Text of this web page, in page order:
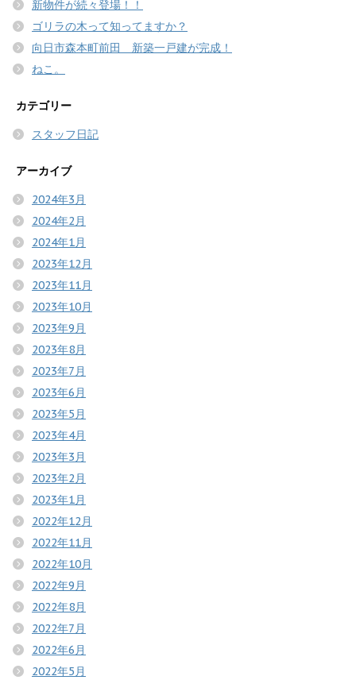
新物件が続々登場！！
ゴリラの木って知ってますか？
向日市森本町前田 新築一戸建が完成！
ねこ。
カテゴリー
スタッフ日記
アーカイブ
2024年3月
2024年2月
2024年1月
2023年12月
2023年11月
2023年10月
2023年9月
2023年8月
2023年7月
2023年6月
2023年5月
2023年4月
2023年3月
2023年2月
2023年1月
2022年12月
2022年11月
2022年10月
2022年9月
2022年8月
2022年7月
2022年6月
2022年5月